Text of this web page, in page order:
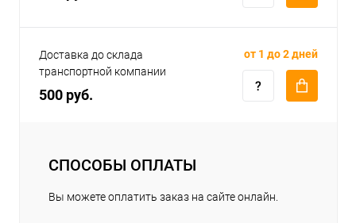
Доставка до склада
транспортной компании
500 руб.
от 1 до 2 дней
СПОСОБЫ ОПЛАТЫ
Вы можете оплатить заказ на сайте онлайн.